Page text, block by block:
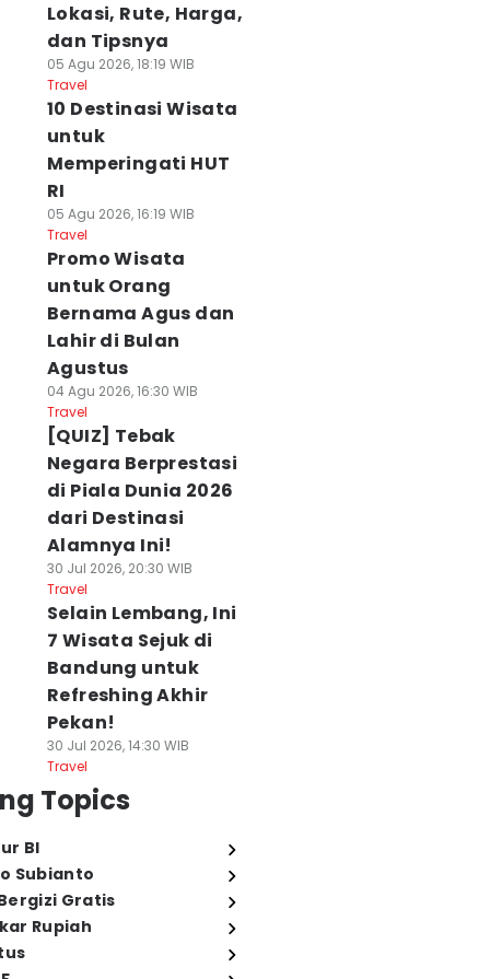
Lokasi, Rute, Harga,
dan Tipsnya
05 Agu 2026, 18:19 WIB
Travel
10 Destinasi Wisata
untuk
Memperingati HUT
RI
05 Agu 2026, 16:19 WIB
Travel
Promo Wisata
untuk Orang
Bernama Agus dan
Lahir di Bulan
Agustus
04 Agu 2026, 16:30 WIB
Travel
[QUIZ] Tebak
Negara Berprestasi
di Piala Dunia 2026
dari Destinasi
Alamnya Ini!
30 Jul 2026, 20:30 WIB
Travel
Selain Lembang, Ini
7 Wisata Sejuk di
Bandung untuk
Refreshing Akhir
Pekan!
30 Jul 2026, 14:30 WIB
Travel
Topics
BI
Subianto
Gratis
Rupiah